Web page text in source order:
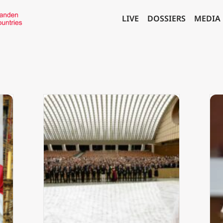
LIVE DOSSIERS MEDIA